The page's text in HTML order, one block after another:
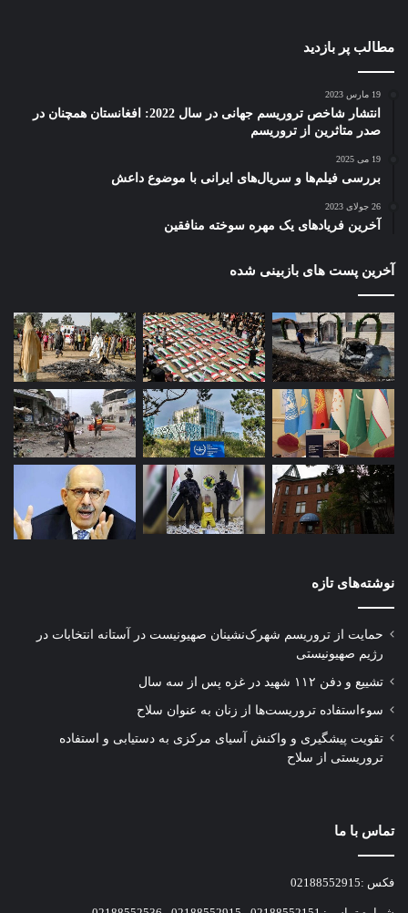
مطالب پر بازدید
19 مارس 2023
انتشار شاخص تروریسم جهانی در سال 2022: افغانستان همچنان در
صدر متاثرین از تروریسم
19 می 2025
بررسی فیلم‌ها و سریال‌های ایرانی با موضوع داعش
26 جولای 2023
آخرین فریادهای یک مهره سوخته منافقین
آخرین پست های بازبینی شده
نوشته‌های تازه
حمایت از تروریسم شهرک‌نشینان صهیونیست در آستانه انتخابات در
رژیم صهیونیستی
تشییع و دفن ۱۱۲ شهید در غزه پس از سه سال
سوءاستفاده تروریست‌ها از زنان به عنوان سلاح
تقویت پیشگیری و واکنش آسیای مرکزی به دستیابی و استفاده
تروریستی از سلاح
تماس با ما
فکس :02188552915